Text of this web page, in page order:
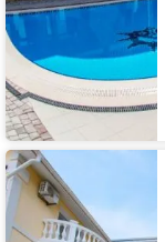
Гостевой
дом
Forest